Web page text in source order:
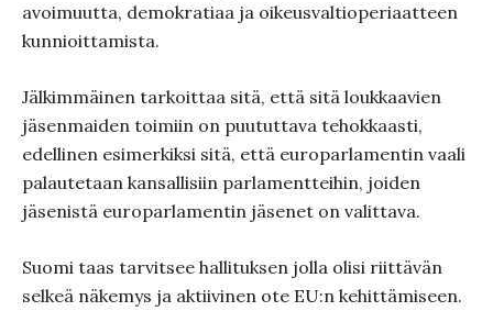
avoimuutta, demokratiaa ja oikeusvaltioperiaatteen
kunnioittamista.
Jälkimmäinen tarkoittaa sitä, että sitä loukkaavien
jäsenmaiden toimiin on puututtava tehokkaasti,
edellinen esimerkiksi sitä, että europarlamentin vaali
palautetaan kansallisiin parlamentteihin, joiden
jäsenistä europarlamentin jäsenet on valittava.
Suomi taas tarvitsee hallituksen jolla olisi riittävän
selkeä näkemys ja aktiivinen ote EU:n kehittämiseen.